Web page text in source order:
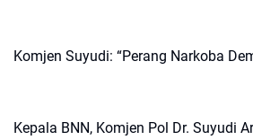
Komjen Suyudi: “Perang Narkoba
Kepala BNN, Komjen Pol Dr. Suyudi